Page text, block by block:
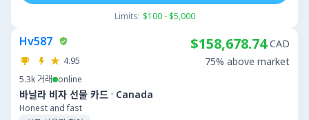
Limits: $100 - $5,000
Hv587
4.95
5.3k 거래 online
바닐라 비자 선물 카드 · Canada
Honest and fast
$158,678.74 CAD
75% above market